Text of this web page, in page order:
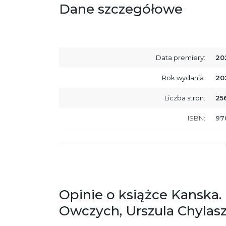
Dane szczegółowe
Data premiery:
Rok wydania:
Liczba stron:
ISBN:
zgodność produktu z przepisami:
ul.
Ostrzeżenia oraz informacje dotyczące
bezpieczeństwa:
Opinie o książce Kanska.
Owczych, Urszula